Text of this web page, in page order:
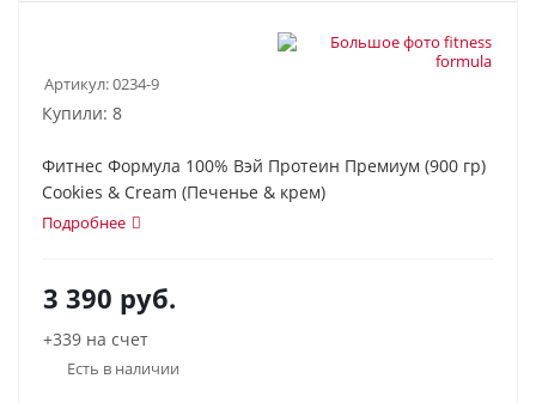
Артикул:0234-9
Купили: 8
Фитнес Формула 100% Вэй Протеин Премиум (900 гр)
Cookies & Cream (Печенье & крем)
Подробнее
3 390 руб.
+339 на счет
Есть в наличии